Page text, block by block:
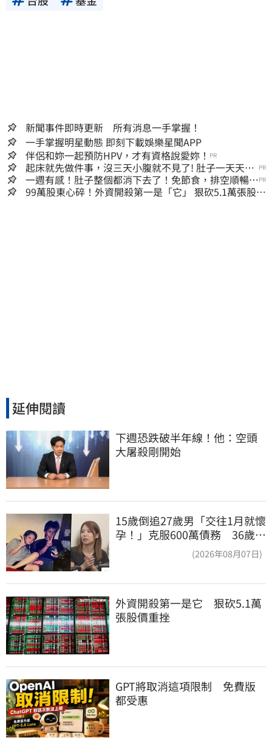
新聞事件即時更新 所有消息一手掌握！
一手掌握明星動態 即刻下載娛樂星聞APP
伴侶和妳一起預防HPV，才有資格說愛妳！ PR
起床就先做件事，沒三天小腹就不見了! 肚子一天天變
小！
PR
一週有感！肚子整個都消下去了！免節食，排空順暢就
夠
PR
99萬股東心碎！外資開殺第一是「它」 狠砍5.1萬張股價
延伸閱讀
下週恐跌破半年線！他：空頭
大屠殺剛開始
15歲倒追27歲男「交往1月就懷
孕！」克服600萬債務 36歲美
(2026年08月07日)
外資開殺第一是它　狠砍5.1萬
張股價重挫
GPT將取消這項限制　免費版
都受惠